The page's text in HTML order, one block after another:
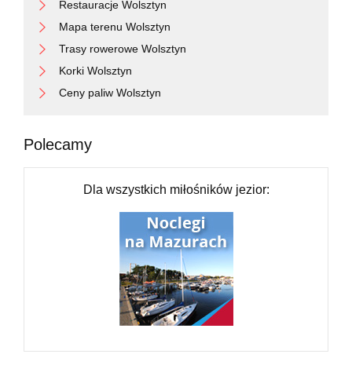
Restauracje Wolsztyn
Mapa terenu Wolsztyn
Trasy rowerowe Wolsztyn
Korki Wolsztyn
Ceny paliw Wolsztyn
Polecamy
Dla wszystkich miłośników jezior: